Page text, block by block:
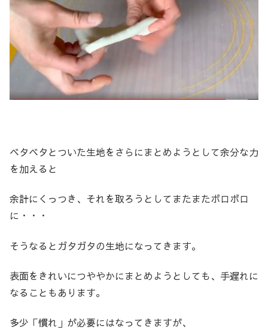
ベタベタとついた生地をさらにまとめようとして余分な力
を加えると
余計にくっつき、それを取ろうとしてまたまたボロボロ
に・・・
そうなるとガタガタの生地になってきます。
表面をきれいにつややかにまとめようとしても、手遅れに
なることもあります。
多少「慣れ」が必要にはなってきますが、